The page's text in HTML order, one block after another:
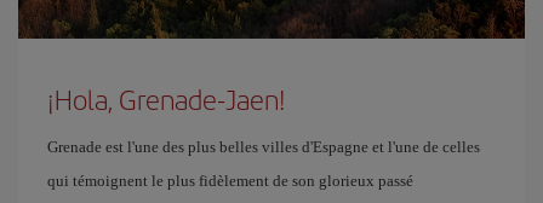
¡Hola, Grenade-Jaen!
Grenade est l'une des plus belles villes d'Espagne et l'une de celles
qui témoignent le plus fidèlement de son glorieux passé